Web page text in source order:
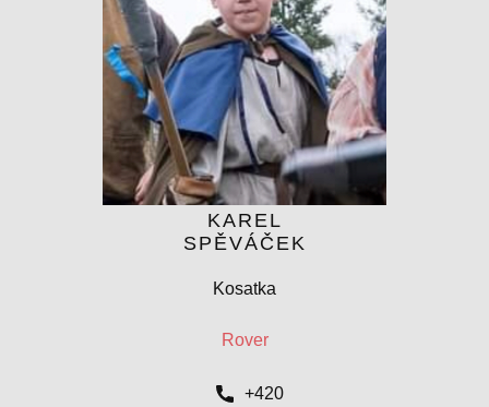
KAREL
SPĚVÁČEK
Kosatka
Rover
+420